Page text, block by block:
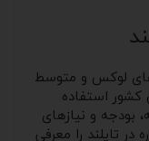
لوکس و متوسط
کشور استفاده
بودجه و نیازهای
ادامه، چند هتل معتبر و ۵ ستاره در تایلند را معرفی